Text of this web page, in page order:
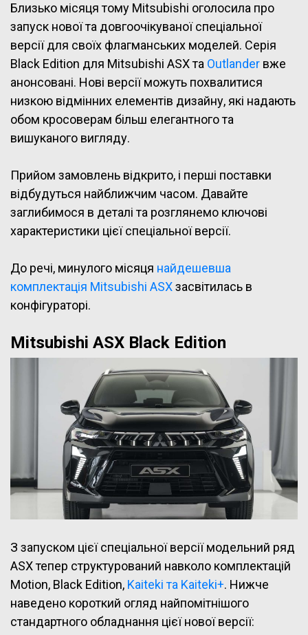
Близько місяця тому Mitsubishi оголосила про
запуск нової та довгоочікуваної спеціальної
версії для своїх флагманських моделей. Серія
Black Edition для Mitsubishi ASX та Outlander вже
анонсовані. Нові версії можуть похвалитися
низкою відмінних елементів дизайну, які надають
обом кросоверам більш елегантного та
вишуканого вигляду.
Прийом замовлень відкрито, і перші поставки
відбудуться найближчим часом. Давайте
заглибимося в деталі та розглянемо ключові
характеристики цієї спеціальної версії.
До речі, минулого місяця найдешевша
комплектація Mitsubishi ASXзасвітилась в
конфігураторі.
Mitsubishi ASX Black Edition
З запуском цієї спеціальної версії модельний ряд
ASX тепер структурований навколо комплектацій
Motion, Black Edition, Kaiteki та Kaiteki+. Нижче
наведено короткий огляд найпомітнішого
стандартного обладнання цієї нової версії: